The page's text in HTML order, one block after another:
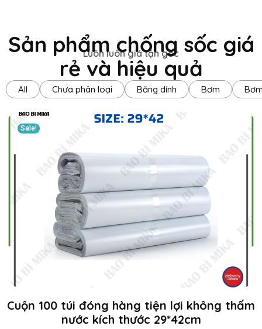
Luôn luôn giá tận gốc
Sản phẩm chống sốc giá
rẻ và hiệu quả
All Chưa phân loại Băng dính Bơm
Sale!
Cuộn 100 túi đóng hàng tiện lợi không thấm
nước kích thước 29*42cm